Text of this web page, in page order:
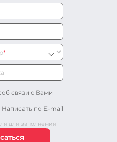
*
связи с Вами
Написать по E-mail
для заполнения